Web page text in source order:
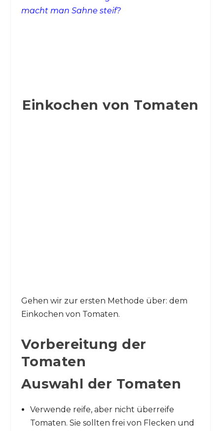
macht man Sahne steif?
Einkochen von Tomaten
Gehen wir zur ersten Methode über: dem
Einkochen von Tomaten.
Vorbereitung der
Tomaten
Auswahl der Tomaten
Verwende reife, aber nicht überreife
Tomaten. Sie sollten frei von Flecken und